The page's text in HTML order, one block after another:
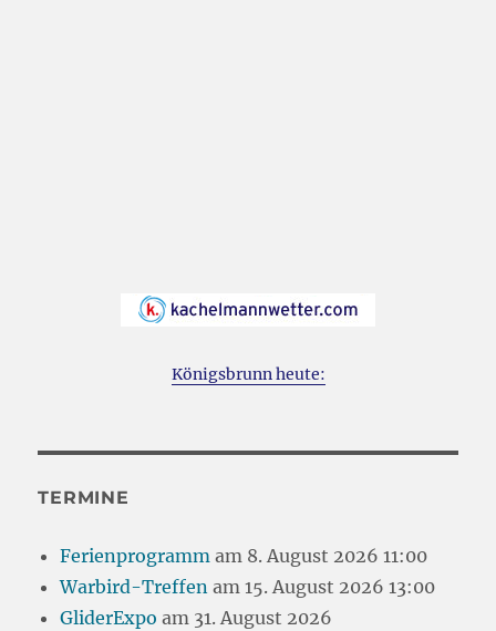
Königsbrunn heute:
TERMINE
Ferienprogramm am 8. August 2026 11:00
Warbird-Treffen am 15. August 2026 13:00
GliderExpo am 31. August 2026